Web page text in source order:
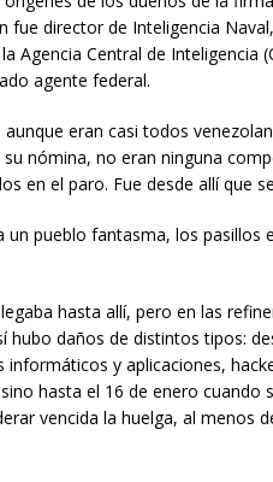
fue director de Inteligencia
Agencia Central de Inteligencia
agente federal.
eran casi todos
nómina, no eran ninguna
en el paro. Fue desde allí que
un pueblo fantasma, los pasillos
hasta allí, pero en las
hubo daños de distintos tipos:
informáticos y aplicaciones,
hasta el 16 de enero
vencida la huelga, al menos